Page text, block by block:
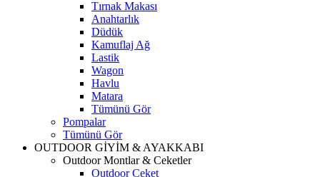
Tırnak Makası
Anahtarlık
Düdük
Kamuflaj Ağ
Lastik
Wagon
Havlu
Matara
Tümünü Gör
Pompalar
Tümünü Gör
OUTDOOR GİYİM & AYAKKABI
Outdoor Montlar & Ceketler
Outdoor Ceket